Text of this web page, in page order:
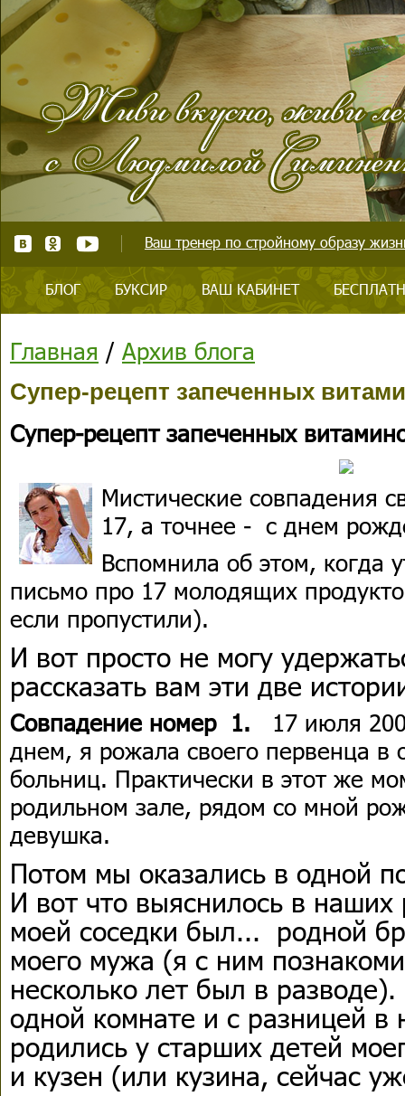
Ваш тренер по стройному образу
БЛОГ БУКСИР ВАШ КАБИНЕТ
Главная / Архив блога
Супер-рецепт запеченных
Супер-рецепт запеченных
Мистические совпадения
17, а точнее - с днем
Вспомнила об этом, когда
письмо про 17 молодящих
если пропустили).
И вот просто не могу
рассказать вам эти две
Совпадение номер 1.
17 июля
днем, я рожала своего первенца в
больниц. Практически в этот же
родильном зале, рядом со мной
девушка.
Потом мы оказались в одной
И вот что выяснилось в
моей соседки был... родной
моего мужа (я с ним
несколько лет был в
одной комнате и с разницей в
родились у старших детей
и кузен (или кузина, сейчас